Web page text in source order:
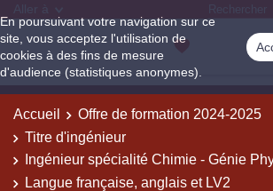
En poursuivant votre navigation sur ce
site, vous acceptez l'utilisation de
cookies à des fins de mesure
d'audience (statistiques anonymes).
Accueil
Offre de formation 2024-2025
Titre d'ingénieur
Ingénieur spécialité Chimie - Génie
Langue française, anglais et LV2